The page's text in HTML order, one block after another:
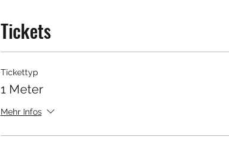
Tickets
Tickettyp
1 Meter
Mehr Infos